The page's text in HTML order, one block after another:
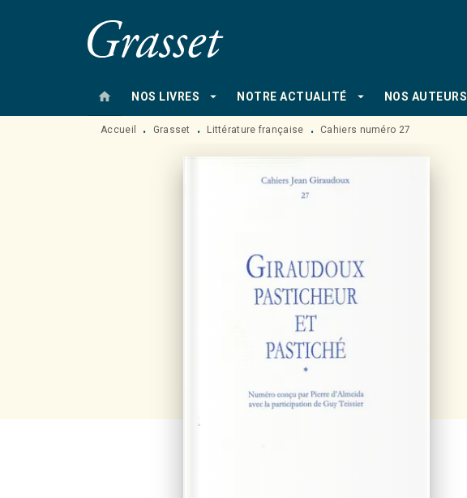
MENU RECHERCHE
home NOS LIVRES arrow_drop_down NOTRE ACTUALITÉ arrow_drop_down NOS AUTEURS
Accueil • Grasset • Littérature française • Cahiers numéro 27